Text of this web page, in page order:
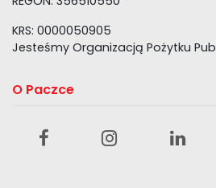
KRS: 0000050905
Jesteśmy Organizacją Pożytku
O Paczce